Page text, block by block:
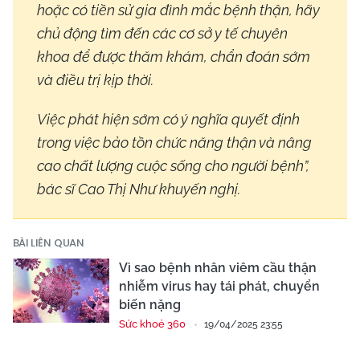
hoặc có tiền sử gia đình mắc bệnh thận, hãy
chủ động tìm đến các cơ sở y tế chuyên
khoa để được thăm khám, chẩn đoán sớm
và điều trị kịp thời.
Việc phát hiện sớm có ý nghĩa quyết định
trong việc bảo tồn chức năng thận và nâng
cao chất lượng cuộc sống cho người bệnh”,
bác sĩ Cao Thị Như khuyến nghị.
BÀI LIÊN QUAN
Vì sao bệnh nhân viêm cầu thận
nhiễm virus hay tái phát, chuyển
biến nặng
Sức khoẻ 360 19/04/2025 23:55